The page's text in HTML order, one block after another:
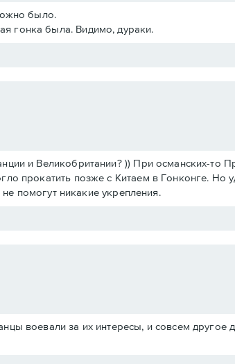
было.
гонка была. Видимо, дураки.
и Великобритании? )) При османских-то
прокатить позже с Китаем в Гонконге.
помогут никакие укрепления.
воевали за их интересы, и совсем другое